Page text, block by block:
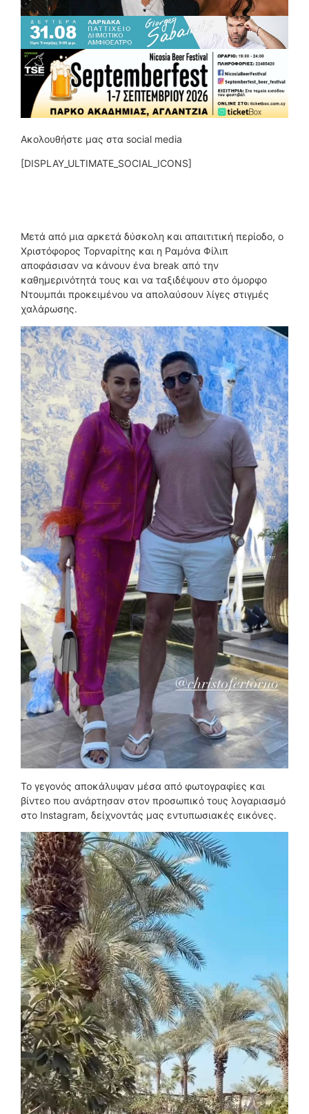
Ακολουθήστε μας στα social media
[DISPLAY_ULTIMATE_SOCIAL_ICONS]
Μετά από μια αρκετά δύσκολη και απαιτιτική περίοδο, ο
Χριστόφορος Τορναρίτης και η Ραμόνα Φίλιπ
αποφάσισαν να κάνουν ένα break από την
καθημερινότητά τους και να ταξιδέψουν στο όμορφο
Ντουμπάι προκειμένου να απολαύσουν λίγες στιγμές
χαλάρωσης.
Το γεγονός αποκάλυψαν μέσα από φωτογραφίες και
βίντεο που ανάρτησαν στον προσωπικό τους λογαριασμό
στο Instagram, δείχνοντάς μας εντυπωσιακές εικόνες.